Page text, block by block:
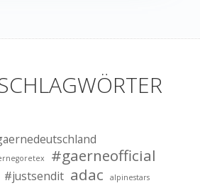
#gaerneofficial
#justsendit adac alpinestars